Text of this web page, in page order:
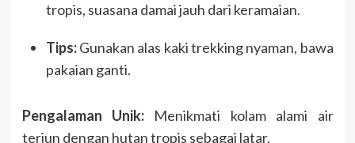
tropis, suasana damai jauh dari keramaian.
Tips:Gunakan alas kaki trekking nyaman, bawa
pakaian ganti.
Pengalaman Unik:Menikmati kolam alami air
terjun dengan hutan tropis sebagai latar.